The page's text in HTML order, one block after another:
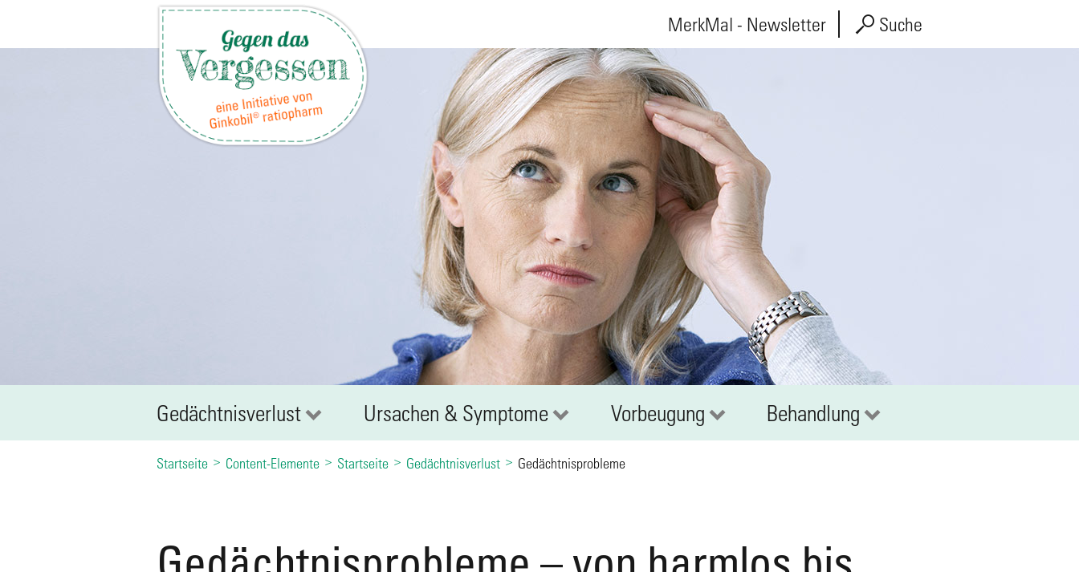
MerkMal - Newsletter Suche
Gedächtnisverlust Ursachen & Symptome Vorbeugung Behandlung
Startseite Content-Elemente Startseite Gedächtnisverlust Gedächtnisprobleme